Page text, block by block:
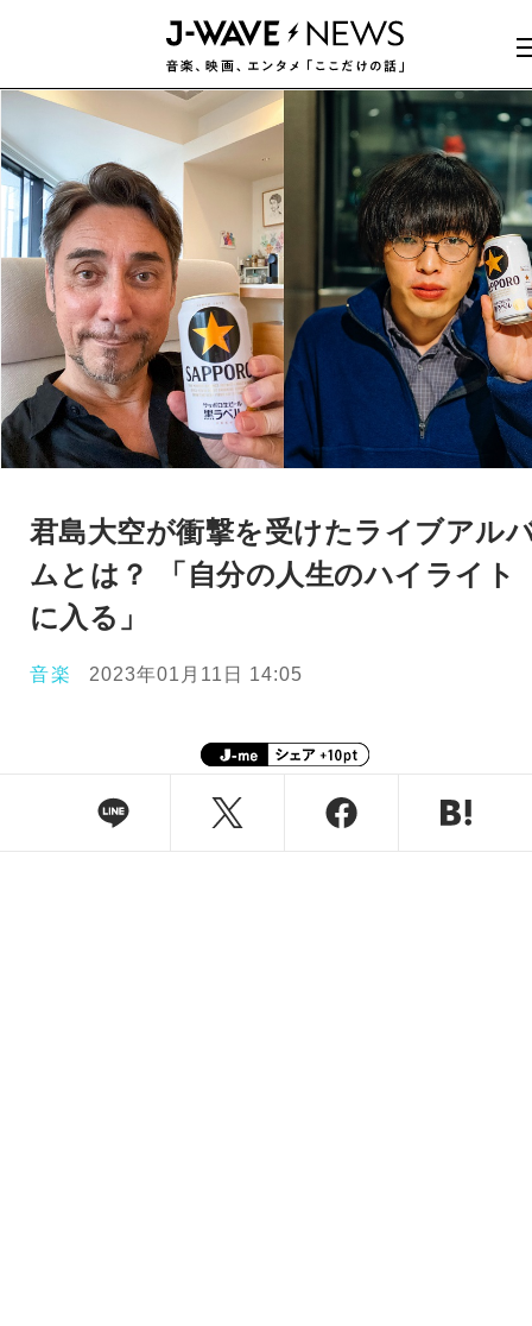
君島大空が衝撃を受けたライブアル
ムとは？ 「自分の人生のハイライト
に入る」
音楽 2023年01月11日 14:05